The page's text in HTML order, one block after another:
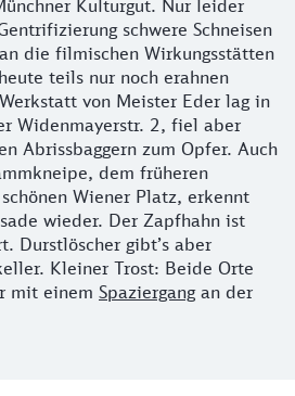
Kulturgut. Nur leider
schwere Schneisen
die filmischen Wirkungsstätten
teils nur noch erahnen
von Meister Eder lag in
Widenmayerstr. 2, fiel aber
Abrissbaggern zum Opfer. Auch
dem früheren
Wiener Platz, erkennt
wieder. Der Zapfhahn ist
Durstlöscher gibt’s aber
Kleiner Trost: Beide Orte
mit einem Spaziergangan der